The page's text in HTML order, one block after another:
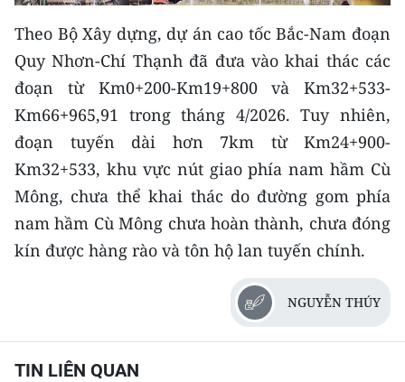
BẠN ĐỌC
KIỂM CHỨNG THÔNG TIN
TRI THỨC CHUYÊN SÂU
54 DÂN TỘC VIỆT NAM
CHƯƠNG TRÌNH OCOP - MỖI XÃ
MỘT SẢN PHẨM
E-Magazine
Theo Bộ Xây dựng, dự án cao tốc Bắc-Nam đoạn
Quy Nhơn-Chí Thạnh đã đưa vào khai thác các
đoạn từ Km0+200-Km19+800 và Km32+533-
Km66+965,91 trong tháng 4/2026. Tuy nhiên,
đoạn tuyến dài hơn 7km từ Km24+900-
Km32+533, khu vực nút giao phía nam hầm Cù
Mông, chưa thể khai thác do đường gom phía
nam hầm Cù Mông chưa hoàn thành, chưa đóng
kín được hàng rào và tôn hộ lan tuyến chính.
NGUYỄN THÚY
TIN LIÊN QUAN